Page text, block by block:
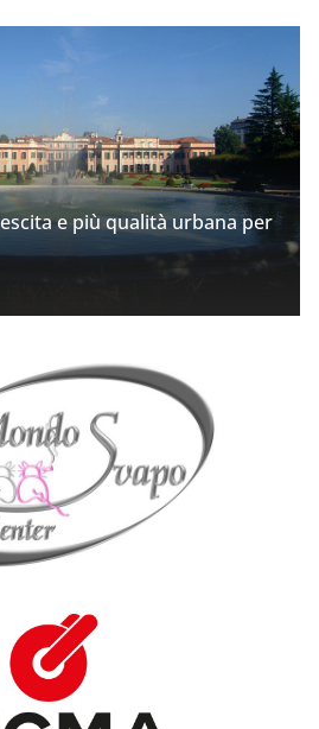
e più qualità urbana per